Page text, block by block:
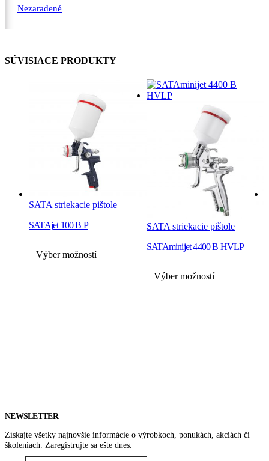
Nezaradené
SÚVISIACE PRODUKTY
SATA striekacie pištole
SATAjet 100 B P
Výber možností
SATA striekacie pištole
SATAminijet 4400 B HVLP
Výber možností
NEWSLETTER
Získajte všetky najnovšie informácie o výrobkoch, ponukách, akciách či
školeniach. Zaregistrujte sa ešte dnes.